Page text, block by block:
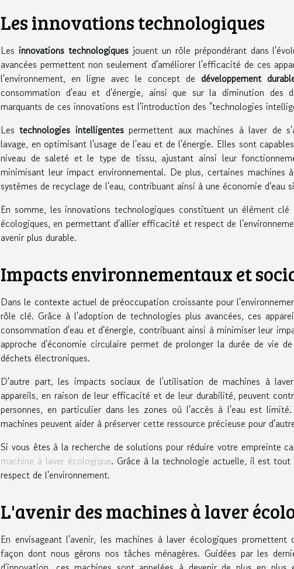
Les innovations technologiques
Les innovations technologiquesjouent un rôle prépondérant dans
avancées permettent non seulement d'améliorer l'efficacité de ces
l'environnement, en ligne avec le concept de développement
consommation d'eau et d'énergie, ainsi que sur la diminution des
marquants de ces innovations est l'introduction des "technologies
Lestechnologies intelligentespermettent aux machines à laver de
lavage, en optimisant l'usage de l'eau et de l'énergie. Elles sont
niveau de saleté et le type de tissu, ajustant ainsi leur
minimisant leur impact environnemental. De plus, certaines machines
systèmes de recyclage de l'eau, contribuant ainsi à une économie d'eau
En somme, les innovations technologiques constituent un élément
écologiques, en permettant d'allier efficacité et respect de
avenir plus durable.
Impacts environnementaux et
Dans le contexte actuel de préoccupation croissante pour
rôle clé. Grâce à l'adoption de technologies plus avancées, ces
consommation d'eau et d'énergie, contribuant ainsi à minimiser leur
approche d'économie circulaire permet de prolonger la durée de vie
déchets électroniques.
D'autre part, les impacts sociaux de l'utilisation de machines à
appareils, en raison de leur efficacité et de leur durabilité, peuvent
personnes, en particulier dans les zones où l'accès à l'eau est
machines peuvent aider à préserver cette ressource précieuse pour
Si vous êtes à la recherche de solutions pour réduire votre empreinte
machine à laver écologique. Grâce à la technologie actuelle, il est
respect de l'environnement.
L'avenir des machines à laver
En envisageant l'avenir, les machines à laver écologiques promettent
façon dont nous gérons nos tâches ménagères. Guidées par les